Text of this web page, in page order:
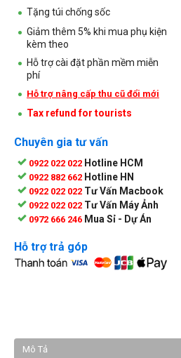
Tặng túi chống sốc
Giảm thêm 5% khi mua phụ kiện
kèm theo
Hỗ trợ cài đặt phần mềm miễn
phí
Hỗ trợ nâng cấp thu cũ đổi mới
Tax refund for tourists
Chuyên gia tư vấn
0922 022 022 Hotline HCM
0922 882 662 Hotline HN
0922 022 022 Tư Vấn Macbook
0922 022 022 Tư Vấn Máy Ảnh
0972 666 246 Mua Sỉ - Dự Án
Hỗ trợ trả góp
Mô Tả